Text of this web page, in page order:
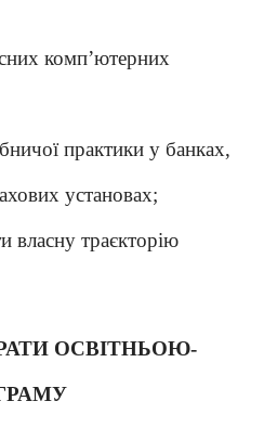
комп’ютерних
практики у банках,
установах;
власну траєкторію
ОСВІТНЬОЮ-